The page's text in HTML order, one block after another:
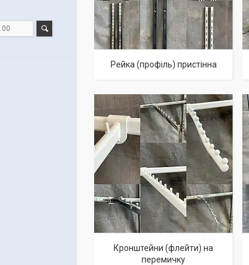
Рейка (профіль) пристінна
Кронштейни (флейти) на
перемичку